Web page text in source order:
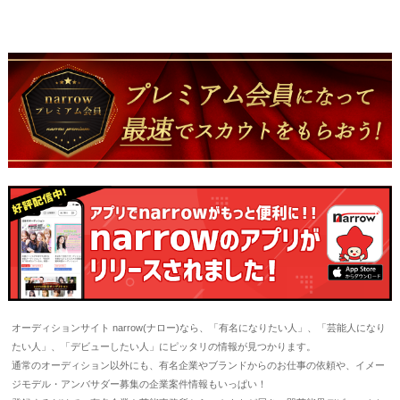
オーディションサイト narrow(ナロー)なら、「有名になりたい人」、「芸能人になり
たい人」、「デビューしたい人」にピッタリの情報が見つかります。
通常のオーディション以外にも、有名企業やブランドからのお仕事の依頼や、イメー
ジモデル・アンバサダー募集の企業案件情報もいっぱい！